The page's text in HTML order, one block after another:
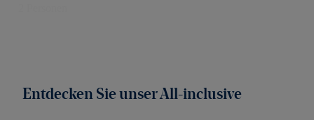
Entdecken Sie unser All-inclusive